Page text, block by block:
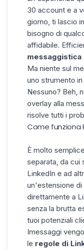
30 account e a
giorno, ti lascio
bisogno di
affidabile.
messaggistica
Ma niente sul
uno strumento
Nessuno? Beh,
overlay alla
risolve tutti i
Come funziona
È molto
separata, da cui
LinkedIn e ad
un'estensione di
direttamente a
senza la brutta
tuoi potenziali
Imessaggi
le regole di